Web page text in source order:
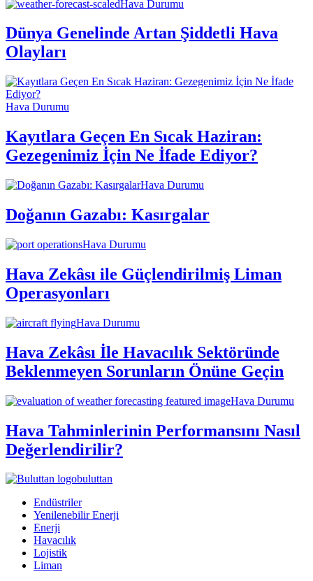
Hava Durumu
Dünya Genelinde Artan Şiddetli Hava
Olayları
Hava Durumu
Kayıtlara Geçen En Sıcak Haziran:
Gezegenimiz İçin Ne İfade Ediyor?
Hava Durumu
Doğanın Gazabı: Kasırgalar
Hava Durumu
Hava Zekâsı ile Güçlendirilmiş Liman
Operasyonları
Hava Durumu
Hava Zekâsı İle Havacılık Sektöründe
Beklenmeyen Sorunların Önüne Geçin
Hava Durumu
Hava Tahminlerinin Performansını Nasıl
Değerlendirilir?
buluttan
Endüstriler
Yenilenebilir Enerji
Enerji
Havacılık
Lojistik
Liman